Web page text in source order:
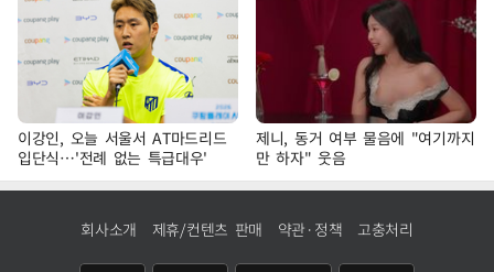
이강인, 오늘 서울서 AT마드리드
입단식…'전례 없는 특급대우'
제니, 동거 여부 물음에 "여기까지
만 하자" 웃음
회사소개 제휴/컨텐츠 판매 약관·정책 고충처리